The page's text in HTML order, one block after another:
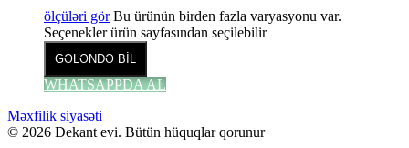
ölçüləri gör Bu ürünün birden fazla varyasyonu var.
Seçenekler ürün sayfasından seçilebilir
GƏLƏNDƏ BİL
WHATSAPPDA AL
Məxfilik siyasəti
© 2026 Dekant evi. Bütün hüquqlar qorunur